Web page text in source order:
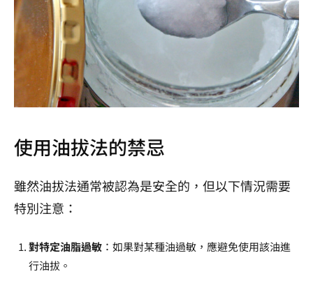
使用油拔法的禁忌
雖然油拔法通常被認為是安全的，但以下情況需要
特別注意：
對特定油脂過敏 ：如果對某種油過敏，應避免使用該油進
行油拔。